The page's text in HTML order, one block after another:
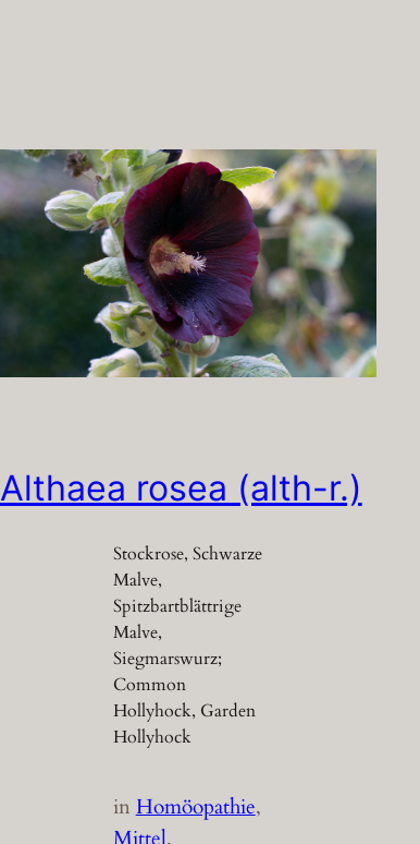
Althaea rosea (alth-r.)
Stockrose, Schwarze
Malve,
Spitzbartblättrige
Malve,
Siegmarswurz;
Common
Hollyhock, Garden
Hollyhock
inHomöopathie